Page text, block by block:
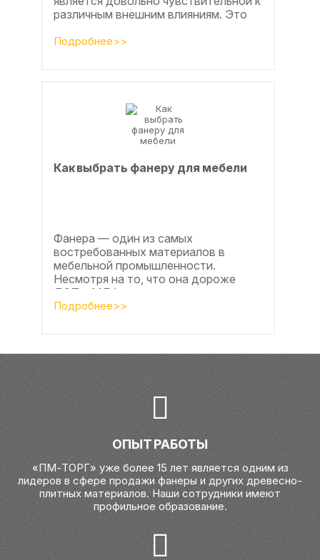
различным внешним влияниям. Это
расширении, растрескивании,...
Подробнее>>
Как выбрать фанеру для мебели
Фанера — один из самых
востребованных материалов в
мебельной промышленности.
Несмотря на то, что она дороже
ДСП и МДФ , ее очень часто
используют для изготовления...
Подробнее>>
ОПЫТ РАБОТЫ
«ПМ-ТОРГ» уже более 15 лет является одним из
лидеров в сфере продажи фанеры и других древесно-
плитных материалов. Наши сотрудники имеют
профильное образование.